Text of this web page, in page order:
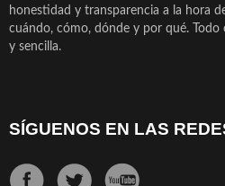
honestidad y transparencia a la hora
cuándo, cómo, dónde y por qué.
y sencilla.
SÍGUENOS EN LAS